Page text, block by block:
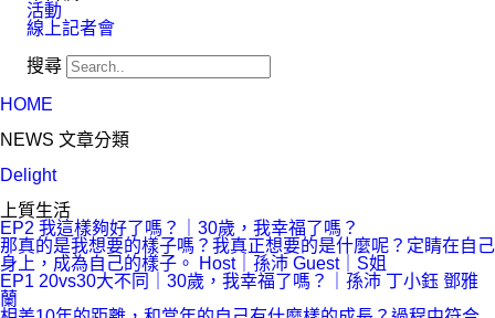
活動
線上記者會
搜尋
HOME
NEWS 文章分類
Delight
上質生活
EP2 我這樣夠好了嗎？｜30歲，我幸福了嗎？
那真的是我想要的樣⼦嗎？我真正想要的是什麼呢？定睛在自己
身上，成為自己的樣⼦。 Host｜孫沛 Guest｜S姐
EP1 20vs30大不同｜30歲，我幸福了嗎？｜孫沛 丁小鈺 鄧雅
蘭